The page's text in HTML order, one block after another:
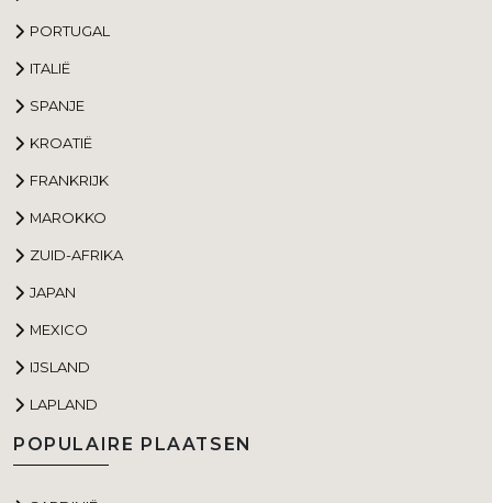
PORTUGAL
ITALIË
SPANJE
KROATIË
FRANKRIJK
MAROKKO
ZUID-AFRIKA
JAPAN
MEXICO
IJSLAND
LAPLAND
POPULAIRE PLAATSEN